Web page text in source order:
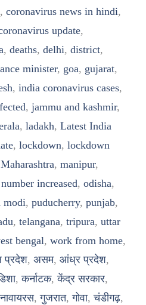
, coronavirus news in hindi,
update,
, deaths, delhi, district,
minister, goa, gujarat,
, india coronavirus cases,
, jammu and kashmir,
, ladakh, Latest India
, lockdown, lockdown
Maharashtra, manipur,
number increased, odisha,
modi, puducherry, punjab,
, telangana, tripura, uttar
bengal, work from home,
प्रदेश, असम, आंध्र प्रदेश,
,कर्नाटक,केंद्र सरकार,
,गुजरात,गोवा,चंडीगढ़,